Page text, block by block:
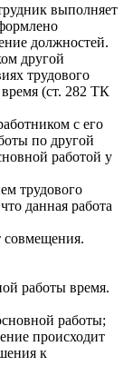
выполняет
должностей.
другой
трудового
(ст. 282 ТК
с его
по другой
работой у
трудового
данная работа
совмещения.
работы время.
работы;
происходит
к